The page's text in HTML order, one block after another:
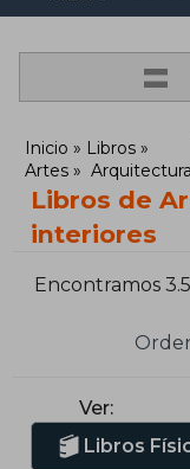
=
Inicio
Libros
Artes
Arquitectura
Libros de
interiores
Encontramos
Ver:
Libros